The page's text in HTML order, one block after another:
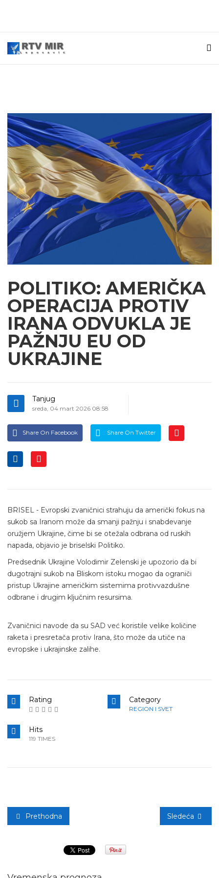
POLITIKO: AMERIČKA
OPERACIJA PROTIV
IRANA ODVUKLA JE
PAŽNJU EU OD
UKRAJINE
Tanjug
sreda, 04 mart 2026 08:58
Share On Facebook Share On Twitter
BRISEL - Evropski zvaničnici strahuju da američki fokus na
sukob sa Iranom može da smanji pažnju i snabdevanje
oružjem Ukrajine, čime bi se otežala odbrana od ruskih
napada, objavio je briselski Politiko.
Predsednik Ukrajine Volodimir Zelenski je upozorio da bi
dugotrajni sukob na Bliskom istoku mogao da ograniči
pristup Ukrajine američkim sistemima protivvazdušne
odbrane i drugim ključnim resursima.
Zvaničnici navode da su SAD već koristile velike količine
raketa i presretača protiv Irana, što može da utiče na
evropske i ukrajinske zalihe.
Rating Category
REGION I SVET
Hits
119 TIMES
Prethodna Sledeća